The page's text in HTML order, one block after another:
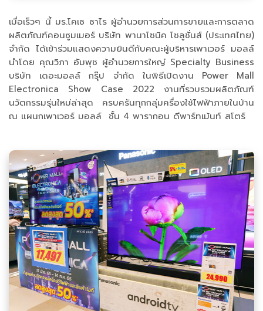
เมื่อเร็วๆ นี้ มร.โคเซ ซาไร ผู้อำนวยการส่วนการขายและการตลาด
ผลิตภัณฑ์คอนซูมเมอร์ บริษัท พานาโซนิค โซลูชั่นส์ (ประเทศไทย)
จำกัด ได้เข้าร่วมแสดงความยินดีกับคณะผู้บริหารเพาเวอร์ มอลล์
นำโดย คุณวิภา อัมพุช ผู้อำนวยการใหญ่ Specialty Business
บริษัท เดอะมอลล์ กรุ๊ป จำกัด ในพิธีเปิดงาน Power Mall
Electronica Show Case 2022 งานที่รวบรวมผลิตภัณฑ์
นวัตกรรมรุ่นใหม่ล่าสุด ครบครันทุกกลุ่มครื่องใช้ไฟฟ้าภายในบ้าน
ณ แผนกเพาเวอร์ มอลล์ ชั้น 4 พารากอน ดีพาร์ทเม้นท์ สโตร์